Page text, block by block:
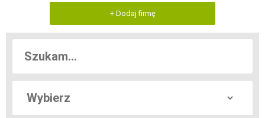
+ Dodaj firmę